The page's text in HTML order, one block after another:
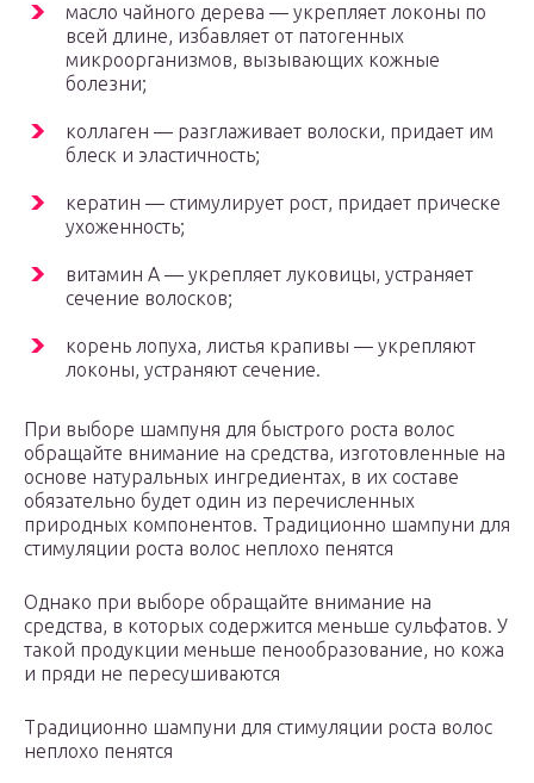
масло чайного дерева — укрепляет локоны по
всей длине, избавляет от патогенных
микроорганизмов, вызывающих кожные
болезни;
коллаген — разглаживает волоски, придает им
блеск и эластичность;
кератин — стимулирует рост, придает прическе
ухоженность;
витамин А — укрепляет луковицы, устраняет
сечение волосков;
корень лопуха, листья крапивы — укрепляют
локоны, устраняют сечение.
При выборе шампуня для быстрого роста волос
обращайте внимание на средства, изготовленные на
основе натуральных ингредиентах, в их составе
обязательно будет один из перечисленных
природных компонентов. Традиционно шампуни для
стимуляции роста волос неплохо пенятся
Однако при выборе обращайте внимание на
средства, в которых содержится меньше сульфатов. У
такой продукции меньше пенообразование, но кожа
и пряди не пересушиваются
Традиционно шампуни для стимуляции роста волос
неплохо пенятся